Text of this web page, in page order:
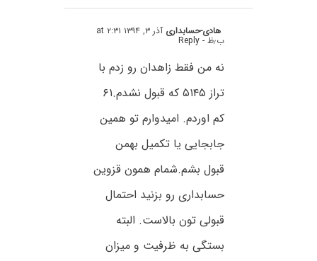
هادی-حسابداری آذر ۳, ۱۳۹۴ at ۲:۳۱
ب٫ظ - Reply
نه من فقط زاهدان رو زدم با
تراز ۵۱۴۵ که قبول نشدم.۶۱
کم اوردم. امیدوارم تو همین
جابجایی یا تکمیل بهمن
قبول بشم.شمام همون قزوین
حسابداری رو بزنید احتمال
قبولی تون بالاست. البته
بستگی به ظرفیت و میزان